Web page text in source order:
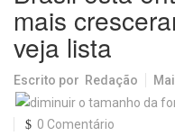
mais
veja lista
Escrito por Redação
0 Comentário